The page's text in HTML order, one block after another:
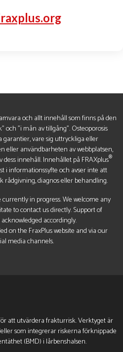
och allt innehåll som finns på den
och "i mån av tillgång". Osteoporosis
garantier, vare sig uttryckliga eller
eller användbarheten av webbplatsen,
innehåll. Innehållet på FRAXplus®
i informationssyfte och avser inte att
rådgivning, diagnos eller behandling.
in progress. We welcome any
to contact us directly. Support of
accordingly.
on the FraxPlus website and via our
media channels.
att utvärdera frakturrisk. Verktyget är
som integrerar riskerna förknippade
(BMD) i lårbenshalsen.